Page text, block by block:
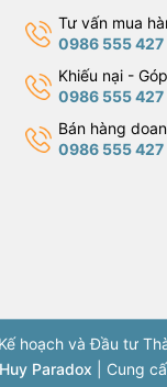
Tư vấn mua
0986 555 427
Khiếu nại -
0986 555 427
Bán hàng
0986 555 427
hoạch và Đầu tư
Paradox Cung